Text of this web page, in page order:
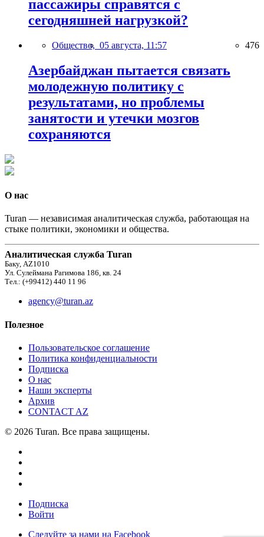
пассажиры справятся с
сегодняшней нагрузкой?
Общество, 05 августа, 11:57 476
Азербайджан пытается связать
молодежную политику с
результатами, но проблемы
занятости и утечки мозгов
сохраняются
О нас
Turan — независимая аналитическая служба, работающая на
стыке политики, экономики и общества.
Аналитическая служба Turan
Баку, AZ1010
Ул. Сулеймана Рагимова 186, кв. 24
Тел.: (+99412) 440 11 96
agency@turan.az
Полезное
Пользовательское соглашение
Политика конфиденциальности
Подписка
О нас
Наши эксперты
Архив
CONTACT AZ
© 2026 Turan. Все права защищены.
Подписка
Войти
Следуйте за нами на Facebook